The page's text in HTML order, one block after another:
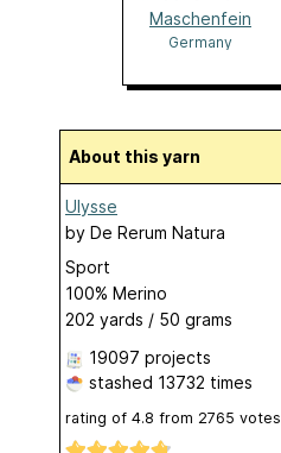
Maschenfein
Germany
About this yarn
Ulysse
by De Rerum Natura
Sport
100% Merino
202 yards / 50 grams
19097 projects
stashed 13732 times
rating of 4.8 from 2765 votes